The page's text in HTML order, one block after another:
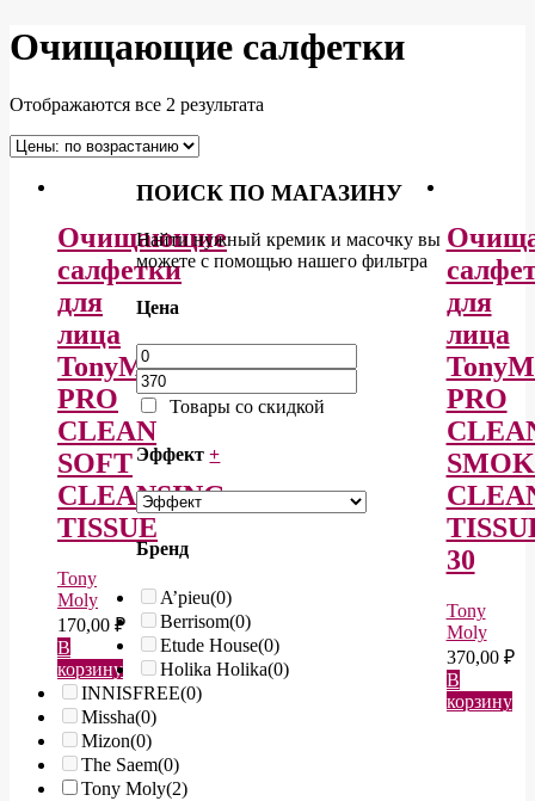
Очищающие салфетки
Отображаются все 2 результата
Очищающие
салфетки
для
лица
TonyMoly
PRO
CLEAN
SOFT
CLEANSING
TISSUE
Tony
Moly
170,00 ₽
В
корзину
для
лица
PRO
30
Tony
Moly
370,00 ₽
В
корзину
ПОИСК ПО МАГАЗИНУ
Найти нужный кремик и масочку вы
можете с помощью нашего фильтра
Цена
Товары со скидкой
Эффект+
Бренд
A’pieu(0)
Berrisom(0)
Etude House(0)
Holika Holika(0)
INNISFREE(0)
Missha(0)
Mizon(0)
The Saem(0)
Tony Moly(2)